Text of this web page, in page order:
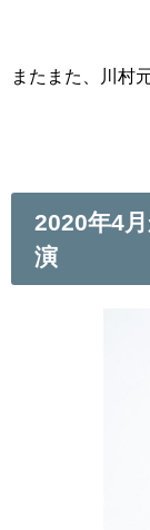
またまた、川村
2020年4
演